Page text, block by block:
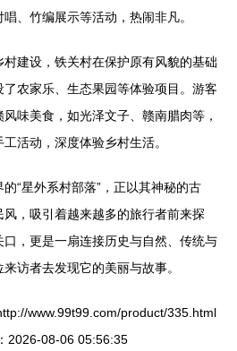
、竹编展示等活动，热闹非凡。
建设，铁关村在保护原有风貌的基础
了农家乐、生态果园等体验项目。游客
味美食，如光泽文子、赣南腊肉等，
活动，深度体验乡村生活。
“星外系村部落”，正以其神秘的古
，吸引着越来越多的旅行者前来探
，更是一扇连接历史与自然、传统与
访者去发现它的美丽与故事。
www.99t99.com/product/335.html
2026-08-06 05:56:35